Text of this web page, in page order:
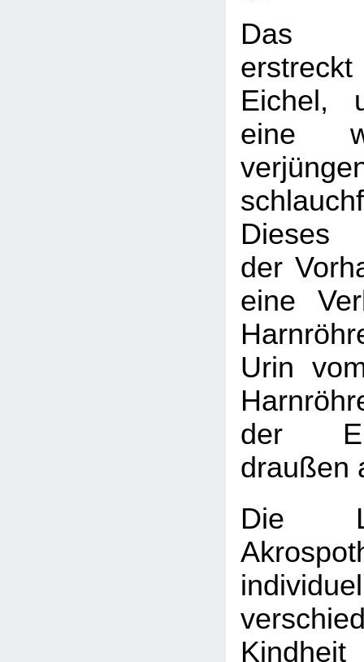
Das
Eichel,
eine
Dieses
der
eine
Urin
der
draußen
Die